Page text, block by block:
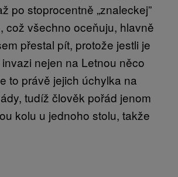
po stoprocentně „znaleckej”
což všechno oceňuju, hlavně
přestal pít, protože jestli je
nejen na Letnou něco
to právě jejich úchylka na
tudíž člověk pořád jenom
kolu u jednoho stolu, takže